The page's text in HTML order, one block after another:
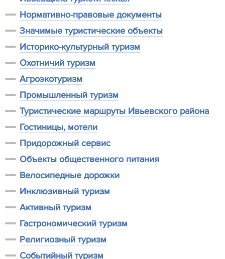
Нормативно-правовые документы
Значимые туристические объекты
Историко-культурный туризм
Охотничий туризм
Агроэкотуризм
Промышленный туризм
Туристические маршруты Ивьевского района
Гостиницы, мотели
Придорожный сервис
Объекты общественного питания
Велосипедные дорожки
Инклюзивный туризм
Активный туризм
Гастрономический туризм
Религиозный туризм
Событийный туризм